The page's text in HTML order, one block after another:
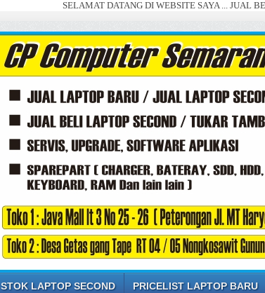
SELAMAT DATANG DI WEBSITE SAYA ... JUAL BELI
STOK LAPTOP SECOND PRICELIST LAPTOP BARU